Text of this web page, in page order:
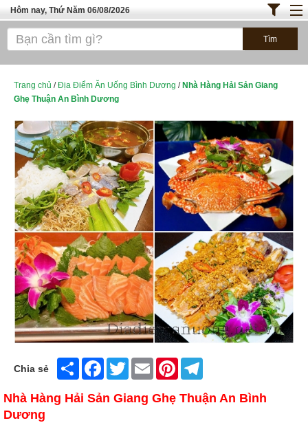
Hôm nay, Thứ Năm 06/08/2026
Trang chủ
Bánh - Đồ Ăn Vặt
TOP QUÁN ĂN
ĐỊA ĐIỂM ĂN UỐNG HÀ NỘI
Trang chủ /Địa Điểm Ăn Uống Bình Dương / Nhà Hàng Hải Sản Giang
Ghẹ Thuận An Bình Dương
Chia sẻ Share FacebookTwitter Email Pinterest
Nhà Hàng Hải Sản Giang Ghẹ Thuận An Bình
Dương